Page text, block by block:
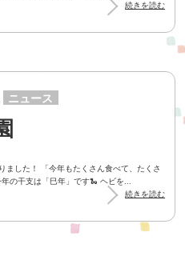
続きを読む
ニュース
ました！ 「今年もたくさん食べて、たくさ
の干支は「巳年」です🐍 ヘビを...
続きを読む